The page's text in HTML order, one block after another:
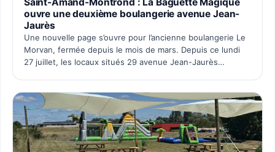
ouvre une deuxième boulangerie avenue Jean-
Jaurès
Une nouvelle page s’ouvre pour l’ancienne boulangerie Le
Morvan, fermée depuis le mois de mars. Depuis ce lundi
27 juillet, les locaux situés 29 avenue Jean-Jaurès